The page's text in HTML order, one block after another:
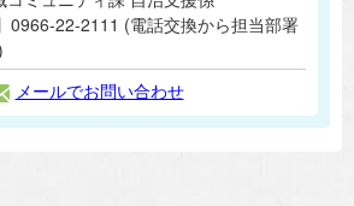
0966-22-2111 (電話交換から担当部署
メールでお問い合わせ